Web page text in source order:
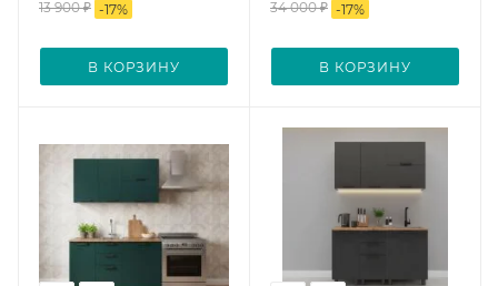
13 900₽ -17%
В КОРЗИНУ
34 000₽ -17%
В КОРЗИНУ